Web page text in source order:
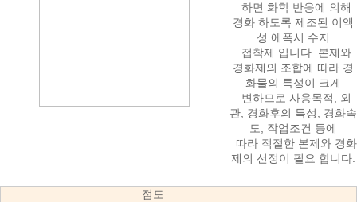
하면 화학 반응에 의해
경화 하도록 제조된 이액
성 에폭시 수지
접착제 입니다. 본제와
경화제의 조합에 따라 경
화물의 특성이 크게
변하므로 사용목적, 외
관, 경화후의 특성, 경화속
도, 작업조건 등에
따라 적절한 본제와 경화
제의 선정이 필요 합니다.
점도